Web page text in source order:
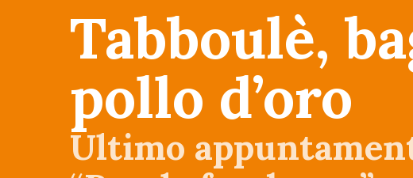
Tabboulè,
pollo d’oro
Ultimo